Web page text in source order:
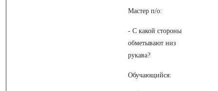
Мастер п/о:
- С какой стороны
обметывают низ
рукава?
Обучающийся: